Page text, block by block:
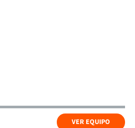
VER EQUIPO